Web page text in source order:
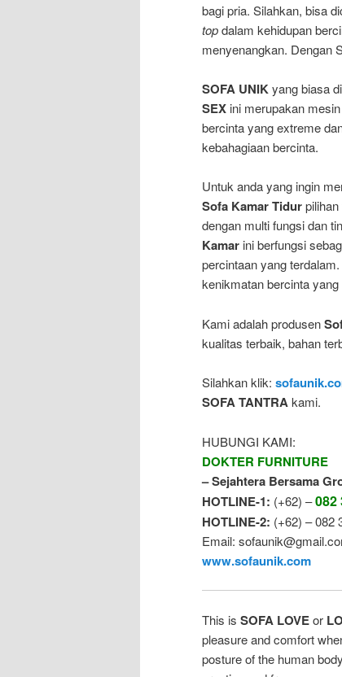
bagi pria. Silahkan, bisa
topdalam kehidupan
menyenangkan. Dengan
SOFA UNIKyang biasa
SEX ini merupakan
bercinta yang extreme
kebahagiaan bercinta.
Untuk anda yang ingin
Sofa Kamar Tidur
dengan multi fungsi dan
Kamar ini berfungsi
percintaan yang
kenikmatan bercinta yang
Kami adalah produsen
kualitas terbaik, bahan
Silahkan klik:
SOFA TANTRAkami.
HUBUNGI KAMI:
DOKTER FURNITURE
– Sejahtera Bersama
HOTLINE-1: (+62) –082
HOTLINE-2: (+62) – 082
Email:
www.sofaunik.com
This is SOFA LOVEor
pleasureandcomfort
posture ofthe human body